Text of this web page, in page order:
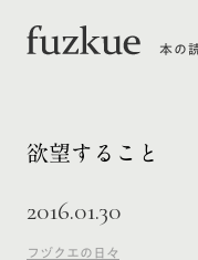
本の
欲望すること
2016.01.30
フヅクエの日々